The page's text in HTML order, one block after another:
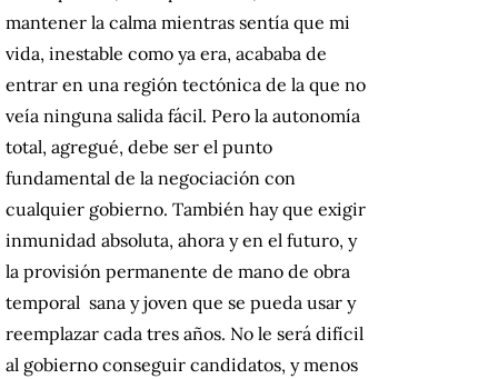
mantener la calma mientras sentía que mi
vida, inestable como ya era, acababa de
entrar en una región tectónica de la que no
veía ninguna salida fácil. Pero la autonomía
total, agregué, debe ser el punto
fundamental de la negociación con
cualquier gobierno. También hay que exigir
inmunidad absoluta, ahora y en el futuro, y
la provisión permanente de mano de obra
temporal sana y joven que se pueda usar y
reemplazar cada tres años. No le será difícil
al gobierno conseguir candidatos, y menos